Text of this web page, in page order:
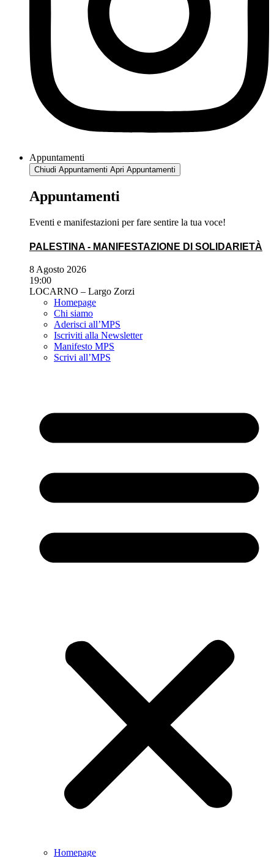
Appuntamenti
Chiudi Appuntamenti Apri Appuntamenti
Appuntamenti
Eventi e manifestazioni per fare sentire la tua voce!
PALESTINA - MANIFESTAZIONE DI SOLIDARIETÀ
8 Agosto 2026
19:00
LOCARNO – Largo Zorzi
Homepage
Chi siamo
Aderisci all’MPS
Iscriviti alla Newsletter
Manifesto MPS
Scrivi all’MPS
Homepage